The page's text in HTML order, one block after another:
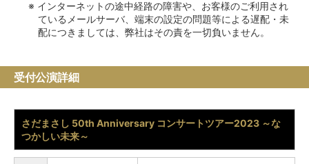
インターネットの途中経路の障害や、お客様のご利用され
ているメールサーバ、端末の設定の問題等による遅配・未
配につきましては、弊社はその責を一切負いません。
受付公演詳細
さだまさし 50th Anniversary コンサートツアー2023 ～な
つかしい未来～